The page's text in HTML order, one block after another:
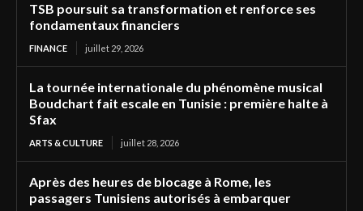
TSB poursuit sa transformation et renforce ses
fondamentaux financiers
FINANCE juillet 29, 2026
La tournée internationale du phénomène musical
Boudchart fait escale en Tunisie : première halte à
Sfax
ARTS & CULTURE juillet 28, 2026
Après des heures de blocage à Rome, les
passagers Tunisiens autorisés à embarquer